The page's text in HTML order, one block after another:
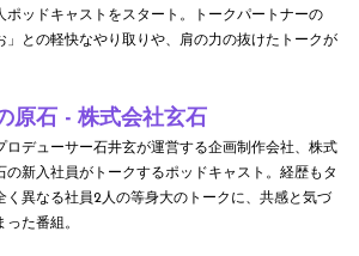
ポッドキャストをスタート。トークパートナーの
」との軽快なやり取りや、肩の力の抜けたトークが
原石 - 株式会社玄石
ロデューサー石井玄が運営する企画制作会社、株式
の新入社員がトークするポッドキャスト。経歴もタ
く異なる社員2人の等身大のトークに、共感と気づ
った番組。